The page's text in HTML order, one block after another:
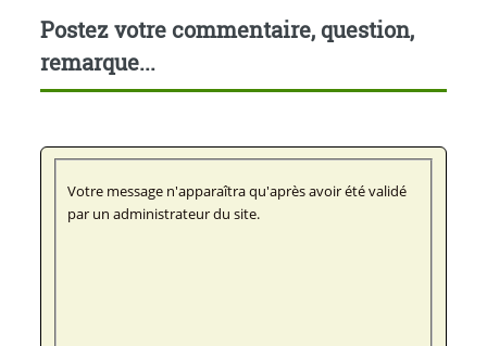
Postez votre commentaire, question,
remarque...
Votre message n'apparaîtra qu'après avoir été validé
par un administrateur du site.